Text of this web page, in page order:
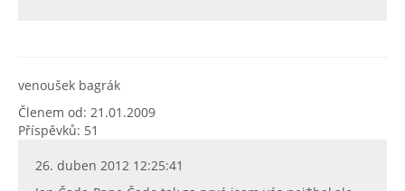
venoušek bagrák
Členem od: 21.01.2009
Příspěvků: 51
26. duben 2012 12:25:41